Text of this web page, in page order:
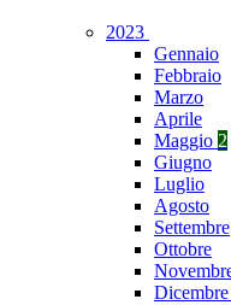
2023
Gennaio
Febbraio
Marzo
Aprile
Maggio 2
Giugno
Luglio
Agosto
Settembre
Ottobre
Dicembre